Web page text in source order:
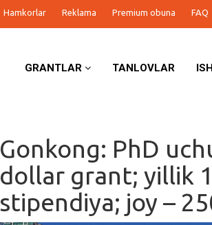
Hamkorlar Reklama Premium obuna FAQ
GRANTLAR TANLOVLAR
Gonkong: PhD
dollar grant; yillik
stipendiya; joy –